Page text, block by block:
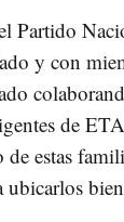
y con
de
estas
ubicarlos